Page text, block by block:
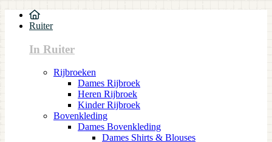
Ruiter
In Ruiter
Rijbroeken
Dames Rijbroek
Heren Rijbroek
Kinder Rijbroek
Bovenkleding
Dames Bovenkleding
Dames Shirts & Blouses